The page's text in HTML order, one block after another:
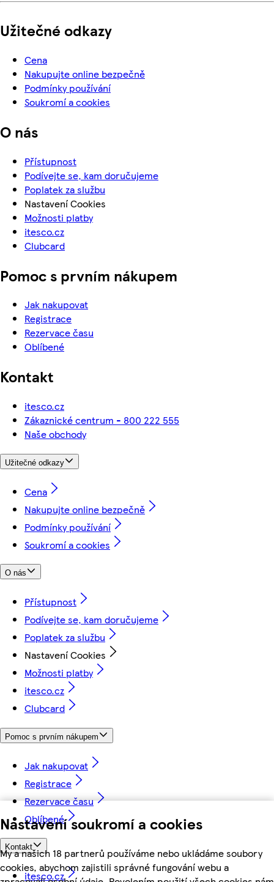
Nastavení soukromí a cookies
My a našich 18 partnerů používáme nebo ukládáme soubory
cookies, abychom zajistili správné fungování webu a
Užitečné odkazy
Cena
Nakupujte online bezpečně
Podmínky používání
Soukromí a cookies
O nás
Přístupnost
Podívejte se, kam doručujeme
Poplatek za službu
Nastavení Cookies
Možnosti platby
itesco.cz
Clubcard
Pomoc s prvním nákupem
Jak nakupovat
Registrace
Rezervace času
Oblíbené
Kontakt
itesco.cz
Zákaznické centrum - 800 222 555
Naše obchody
Užitečné odkazy
Cena
Nakupujte online bezpečně
Podmínky používání
Soukromí a cookies
O nás
Přístupnost
Podívejte se, kam doručujeme
Poplatek za službu
Nastavení Cookies
Možnosti platby
itesco.cz
Clubcard
Pomoc s prvním nákupem
Jak nakupovat
Registrace
Rezervace času
Oblíbené
Kontakt
itesco.cz